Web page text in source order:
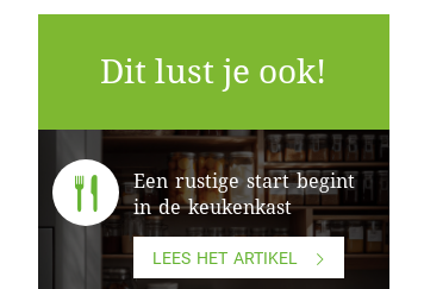
Dit lust je ook!
Een rustige start begint
in de keukenkast
LEES HET ARTIKEL